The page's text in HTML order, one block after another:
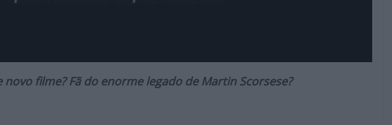
filme? Fã do enorme legado de Martin Scorsese?